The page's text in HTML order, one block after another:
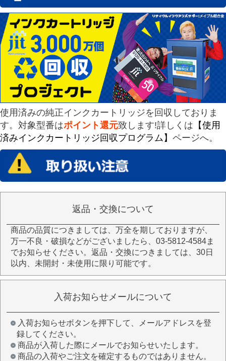
使用済みの純正インクカートリッジを回収しておりま
す。対象型番はポイント還元致します!詳しくは 【使用
済みインクカートリッジ回収プログラム】 ページへ。
返品・交換について
商品の品質につきましては、万全を期しておりますが、
万一不良・破損などがございましたら、03-5812-4584ま
でお知らせください。返品・交換につきましては、30日
以内、未開封・未使用に限り可能です。
入荷お知らせメールについて
入荷お知らせボタンを押下して、メールアドレスを登
録してください。
商品が入荷した際にメールでお知らせいたします。
商品の入荷やご注文を確定するものではありません。